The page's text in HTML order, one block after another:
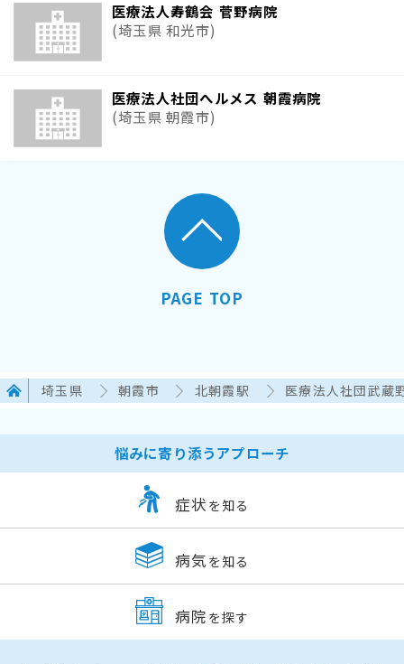
医療法人寿鶴会 菅野病院
(埼玉県 和光市)
医療法人社団へルメス 朝霞病院
(埼玉県 朝霞市)
PAGE TOP
埼玉県 朝霞市 北朝霞駅 医療法人社団武蔵
悩みに寄り添うアプローチ
症状 を知る
病気 を知る
病院 を探す